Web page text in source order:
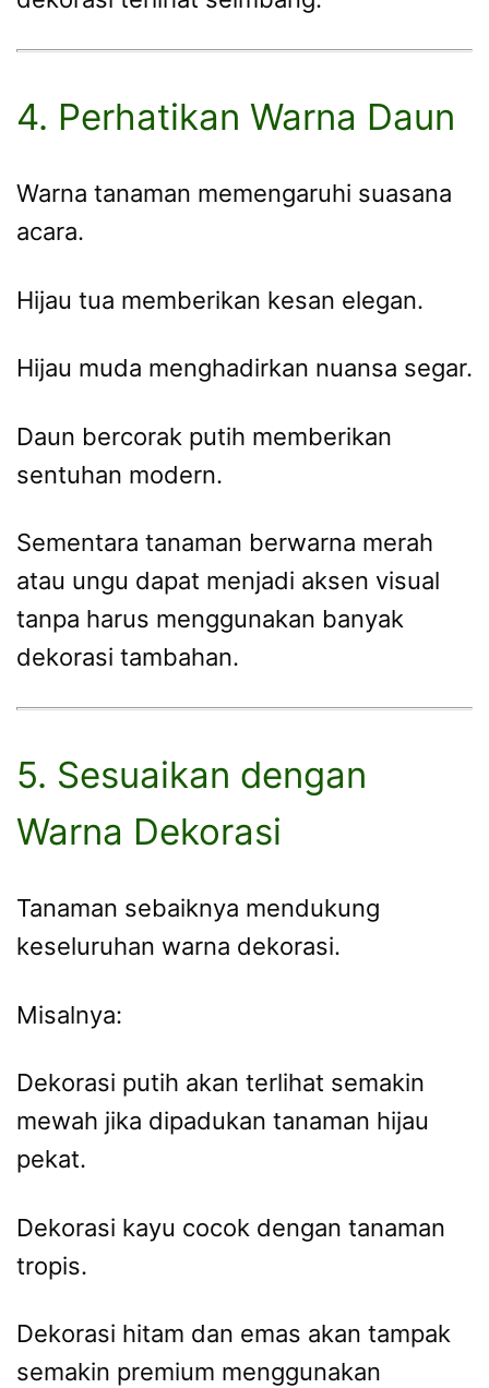
4. Perhatikan Warna Daun
Warna tanaman memengaruhi suasana
acara.
Hijau tua memberikan kesan elegan.
Hijau muda menghadirkan nuansa segar.
Daun bercorak putih memberikan
sentuhan modern.
Sementara tanaman berwarna merah
atau ungu dapat menjadi aksen visual
tanpa harus menggunakan banyak
dekorasi tambahan.
5. Sesuaikan dengan
Warna Dekorasi
Tanaman sebaiknya mendukung
keseluruhan warna dekorasi.
Misalnya:
Dekorasi putih akan terlihat semakin
mewah jika dipadukan tanaman hijau
pekat.
Dekorasi kayu cocok dengan tanaman
tropis.
Dekorasi hitam dan emas akan tampak
semakin premium menggunakan